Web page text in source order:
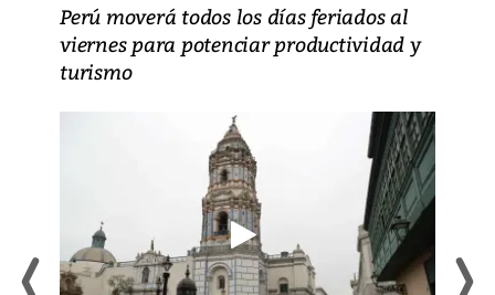
Perú moverá todos los días feriados al
viernes para potenciar productividad y
turismo